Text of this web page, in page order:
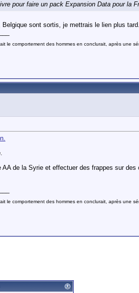
pour faire un pack Expansion Data pour la
Belgique sont sortis, je mettrais le lien plus tard.
le comportement des hommes en conclurait, après une
AA de la Syrie et effectuer des frappes sur
le comportement des hommes en conclurait, après une